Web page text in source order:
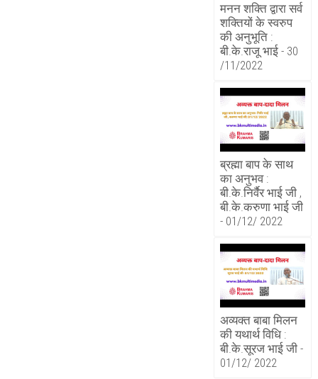
मनन शक्ति द्वारा सर्व
शक्तियों के स्वरुप
की अनुभूति :
बी.के.राजू भाई - 30
/11/2022
ब्रह्मा बाप के साथ
का अनुभव :
बी.के.निर्वैर भाई जी ,
बी.के.करुणा भाई जी
- 01/12/ 2022
अव्यक्त बाबा मिलन
की यथार्थ विधि :
बी.के.सूरज भाई जी -
01/12/ 2022